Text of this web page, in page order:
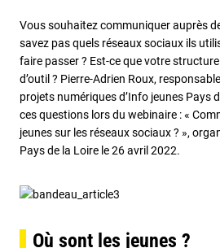
Vous souhaitez communiquer auprès
savez pas quels réseaux sociaux ils
faire passer ? Est-ce que votre
d’outil ? Pierre-Adrien Roux,
projets numériques d’Info jeunes Pays
ces questions lors du webinaire : «
jeunes sur les réseaux sociaux ? »,
Pays de la Loire le 26 avril 2022.
Où sont les jeunes ?